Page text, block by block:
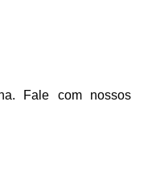
Private Label Roupas
Digital de Camiseta
para Camisetas de
Fale com nossos